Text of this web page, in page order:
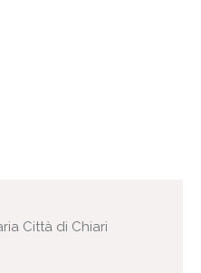
Città di Chiari